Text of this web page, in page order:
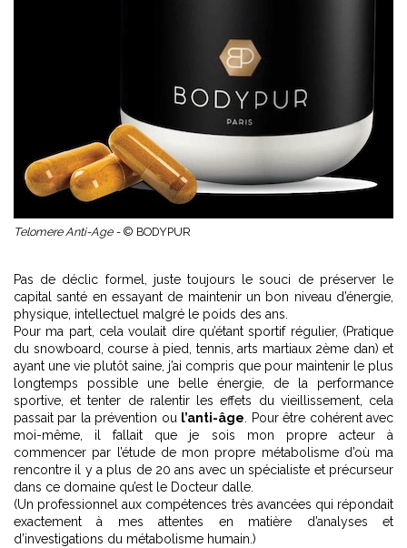
Telomere Anti-Age - © BODYPUR
Pas de déclic formel, juste toujours le souci de préserver le
capital santé en essayant de maintenir un bon niveau d’énergie,
physique, intellectuel malgré le poids des ans.
Pour ma part, cela voulait dire qu’étant sportif régulier, (Pratique
du snowboard, course à pied, tennis, arts martiaux 2ème dan) et
ayant une vie plutôt saine, j’ai compris que pour maintenir le plus
longtemps possible une belle énergie, de la performance
sportive, et tenter de ralentir les effets du vieillissement, cela
passait par la prévention ou l’anti-âge . Pour être cohérent avec
moi-même, il fallait que je sois mon propre acteur à
commencer par l’étude de mon propre métabolisme d’où ma
rencontre il y a plus de 20 ans avec un spécialiste et précurseur
dans ce domaine qu’est le Docteur dalle.
(Un professionnel aux compétences très avancées qui répondait
exactement à mes attentes en matière d’analyses et
d’investigations du métabolisme humain.)